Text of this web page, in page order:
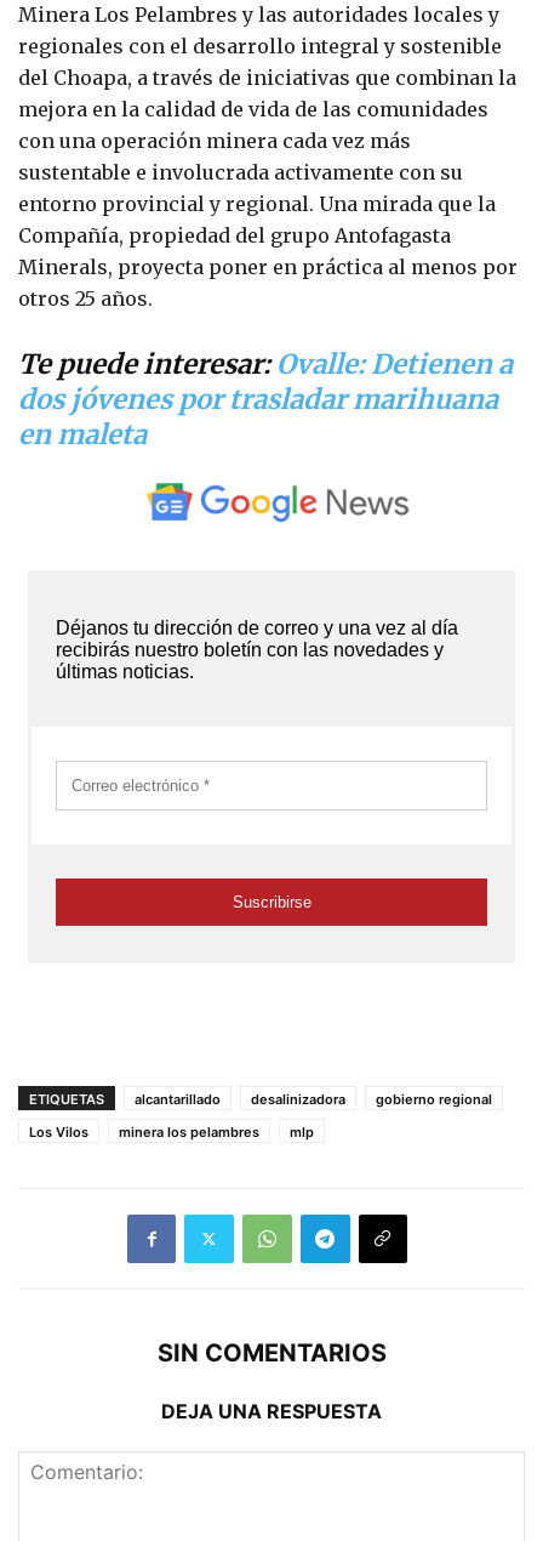
Minera Los Pelambres y las autoridades locales y
regionales con el desarrollo integral y sostenible
del Choapa, a través de iniciativas que combinan la
mejora en la calidad de vida de las comunidades
con una operación minera cada vez más
sustentable e involucrada activamente con su
entorno provincial y regional. Una mirada que la
Compañía, propiedad del grupo Antofagasta
Minerals, proyecta poner en práctica al menos por
otros 25 años.
Te puede interesar:Ovalle: Detienen a
dos jóvenes por trasladar marihuana
en maleta
ETIQUETAS alcantarillado desalinizadora
gobierno regional
Los Vilos
minera los pelambres mlp
SIN COMENTARIOS
DEJA UNA RESPUESTA